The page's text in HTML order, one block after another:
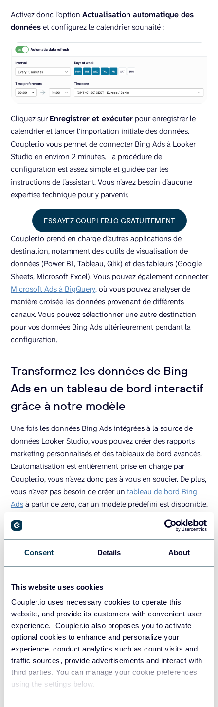
Consent Details About
This website uses cookies
Coupler.io uses necessary cookies to operate this
website, and provide its customers with convenient user
experience. Coupler.io also proposes you to activate
optional cookies to enhance and personalize your
experience, conduct analytics such as count visits and
traffic sources, provide advertisements and interact with
third parties. You can manage your cookie preferences
using the settings below.
Activez donc l’option Actualisation automatique des
donnéeset configurez le calendrier souhaité :
Cliquez surEnregistrer et exécuter pour enregistrer le
calendrier et lancer l’importation initiale des données.
Coupler.io vous permet de connecter Bing Ads à Looker
Studio en environ 2 minutes. La procédure de
configuration est assez simple et guidée par les
instructions de l’assistant. Vous n’avez besoin d’aucune
expertise technique pour y parvenir.
ESSAYEZ COUPLER.IO GRATUITEMENT
Coupler.io prend en charge d’autres applications de
destination, notamment des outils de visualisation de
données (Power BI, Tableau, Qlik) et des tableurs (Google
Sheets, Microsoft Excel). Vous pouvez également connecter
Microsoft Ads à BigQuery,où vous pouvez analyser de
manière croisée les données provenant de différents
canaux. Vous pouvez sélectionner une autre destination
pour vos données Bing Ads ultérieurement pendant la
configuration.
Transformez les données de Bing
Ads en un tableau de bord interactif
grâce à notre modèle
Une fois les données Bing Ads intégrées à la source de
données Looker Studio, vous pouvez créer des rapports
marketing personnalisés et des tableaux de bord avancés.
L’automatisation est entièrement prise en charge par
Coupler.io, vous n’avez donc pas à vous en soucier. De plus,
vous n’avez pas besoin de créer un tableau de bord Bing
Adsà partir de zéro, car un modèle prédéfini est disponible.
Le tableau de bord fournit un aperçu des performances de
votre campagne. En bas, vous trouverez un tableau
présentant le détail de vos campagnes Bing Ads. Sur une
page séparée de ce rapport Looker Studio, vous obtiendrez
les dynamiques mensuelles des indicateurs clés,